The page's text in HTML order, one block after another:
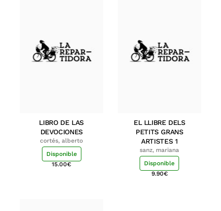
LIBRO DE LAS
DEVOCIONES
cortés, alberto
Disponible
15.00€
EL LLIBRE DELS
PETITS GRANS
ARTISTES 1
sanz, mariana
Disponible
9.90€